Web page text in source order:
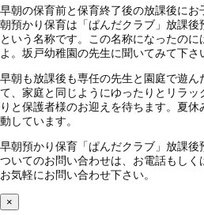
早朝の保育前と保育終了後の放課後に
朝預かり保育は「ぱんだクラブ」放課後
という名称です。この名称になったの
よ。坂戸幼稚園の先生に聞いてみて下さ
早朝も放課後も専任の先生と園庭で遊ん
て、家庭と同じようにゆったりとリラッ
りと保護者様のお迎えを待ちます。夏
動しています。
早朝預かり保育「ぱんだクラブ」放課後
ついてのお問い合わせは、お電話もしく
お気軽にお問い合わせ下さい。
×